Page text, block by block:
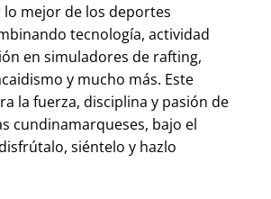
mejor de los deportes
tecnología, actividad
en simuladores de rafting,
y mucho más. Este
la fuerza, disciplina y pasión de
cundinamarqueses, bajo el
siéntelo y hazlo